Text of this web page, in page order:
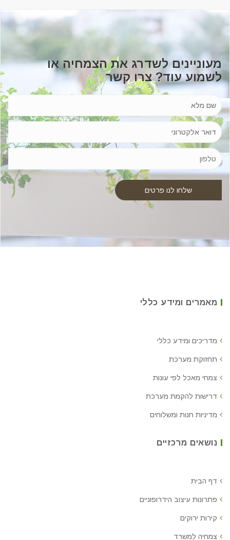
מעוניינים לשדרג את הצמחיה או
לשמוע עוד? צרו קשר
מאמרים ומידע כללי
מדריכים ומידע כללי
תחזוקת מערכת
צמחי מאכל לפי עונות
דרישות להקמת מערכת
מדיניות חנות ומשלוחים
נושאים מרכזיים
דף הבית
פתרונות עיצוב הידרופוניים
קירות ירוקים
צמחיה למשרד